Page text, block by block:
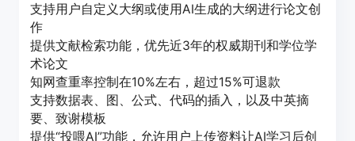
支持用户自定义大纲或使用AI生成的大纲进行论文创
作
提供文献检索功能，优先近3年的权威期刊和学位学
术论文
知网查重率控制在10%左右，超过15%可退款
支持数据表、图、公式、代码的插入，以及中英摘
要、致谢模板
提供“投喂AI”功能，允许用户上传资料让AI学习后创